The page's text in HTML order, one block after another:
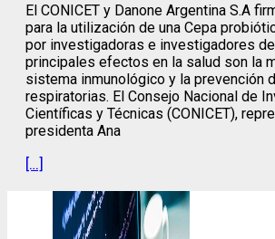
El CONICET y Danone Argentina S.A
para la utilización de una Cepa
por investigadoras e investigadores
principales efectos en la salud son la
sistema inmunológico y la prevención
respiratorias. El Consejo Nacional de
Científicas y Técnicas (CONICET),
presidenta Ana
[…]